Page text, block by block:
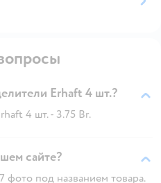
Erhaft 4 шт.?
4 шт. - 3.75 Br.
сайте?
фото под названием товара.